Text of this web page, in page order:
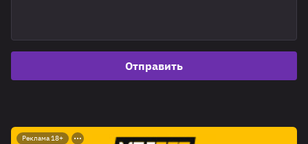
Отправить
Реклама 18+